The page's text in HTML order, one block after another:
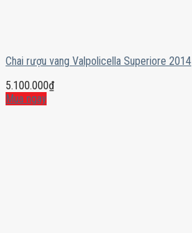
Chai rượu vang Valpolicella Superiore 2014
5.100.000₫
Mua ngay